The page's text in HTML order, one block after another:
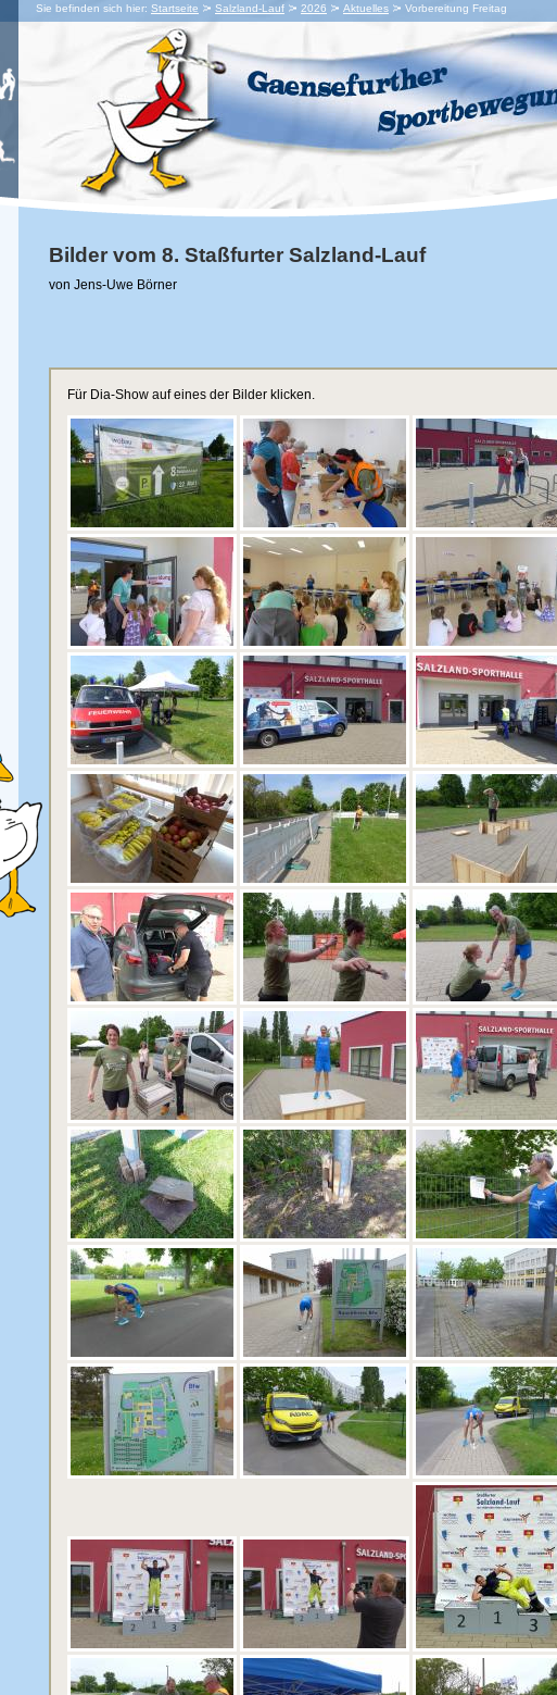
Sie befinden sich hier: Startseite Salzland-Lauf 2026 Aktuelles Vorbereitung Freitag
Bilder vom 8. Staßfurter Salzland-Lauf
von Jens-Uwe Börner
Für Dia-Show auf eines der Bilder klicken.